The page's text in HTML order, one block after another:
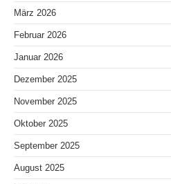
März 2026
Februar 2026
Januar 2026
Dezember 2025
November 2025
Oktober 2025
September 2025
August 2025